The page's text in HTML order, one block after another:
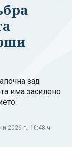
зад
има засилено
2026 г., 10:48 ч.